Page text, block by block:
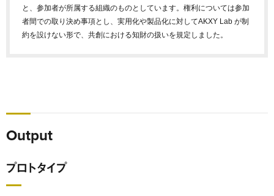
と、参加者が所属する組織のものとしています。権利については参加
者間での取り決め事項とし、実用化や製品化に対してAKXY Lab が制
約を設けない形で、共創における知財の扱いを規定しました。
Output
プロトタイプ